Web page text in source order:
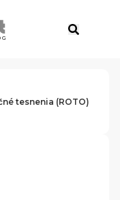
tesnenia (ROTO)